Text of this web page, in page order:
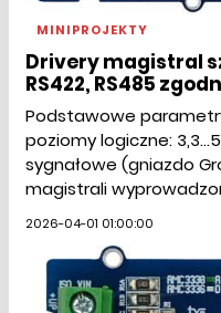
MINIPROJEKTY
Drivery magistral
RS422, RS485
Podstawowe
poziomy logiczne:
sygnałowe (gniazdo
magistrali
2026-04-01 01:00:00